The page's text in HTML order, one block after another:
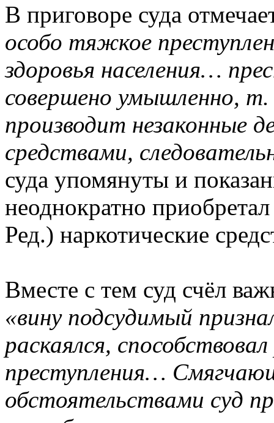
В приговоре суда
особо тяжкое
здоровья населения…
совершено умышленно, т.
производит незаконные
средствами,
суда упомянуты и
неоднократно
Ред.) наркотические
Вместе с тем суд счёл
«вину подсудимый
раскаялся,
преступления…
обстоятельствами суд